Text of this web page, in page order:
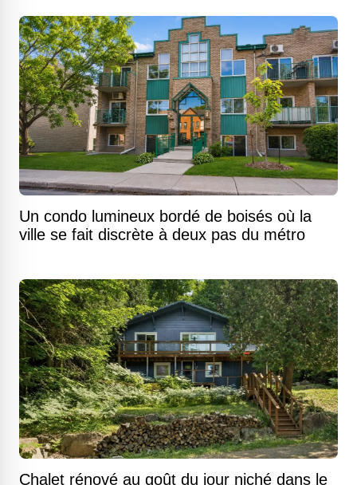
Un condo lumineux bordé de boisés où la
ville se fait discrète à deux pas du métro
Chalet rénové au goût du jour niché dans le